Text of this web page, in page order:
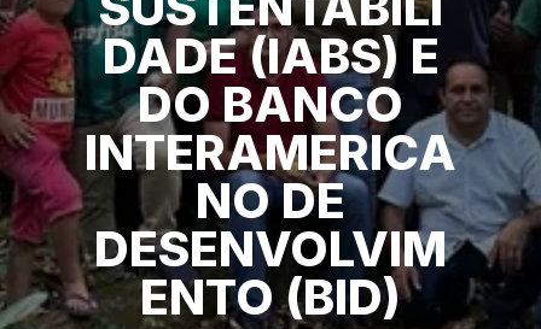
DADE (IABS) E
DO BANCO
INTERAMERICA
NO DE
DESENVOLVIM
ENTO (BID)